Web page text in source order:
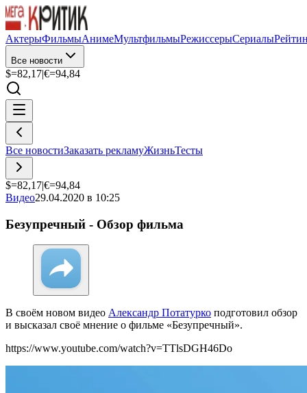
АктерыФильмыАнимеМультфильмыРежиссерыСериалы
Все новости
$=82,17|€=94,84
Все новостиЗаказать рекламуЖизньТесты
$=82,17|€=94,84
Видео29.04.2020 в 10:25
Безупречный - Обзор фильма
В своём новом видео Александр Потатурко подготовил обзор
и высказал своё мнение о фильме «Безупречный».
https://www.youtube.com/watch?v=TTlsDGH46Do